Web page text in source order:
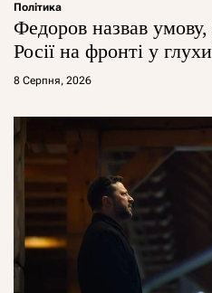
Політика
Федоров назвав
Росії на фронті у
8 Серпня, 2026